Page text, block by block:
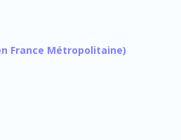
France Métropolitaine)